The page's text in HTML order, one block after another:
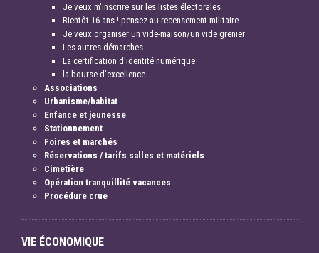
Je veux m'inscrire sur les listes électorales
Bientôt 16 ans ! pensez au recensement militaire
Je veux organiser un vide-maison/un vide grenier
Les autres démarches
La certification d'identité numérique
la bourse d'excellence
Associations
Urbanisme/habitat
Enfance et jeunesse
Stationnement
Foires et marchés
Réservations / tarifs salles et matériels
Cimetière
Opération tranquillité vacances
Procédure crue
VIE ÉCONOMIQUE